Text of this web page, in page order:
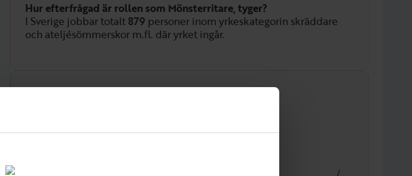
Hur efterfrågad är rollen som Mönsterritare, tyger?
I Sverige jobbar totalt 879 personer inom yrkeskategorin skräddare
och ateljésömmerskor m.fl. där yrket ingår.
Efterfrågan över tid